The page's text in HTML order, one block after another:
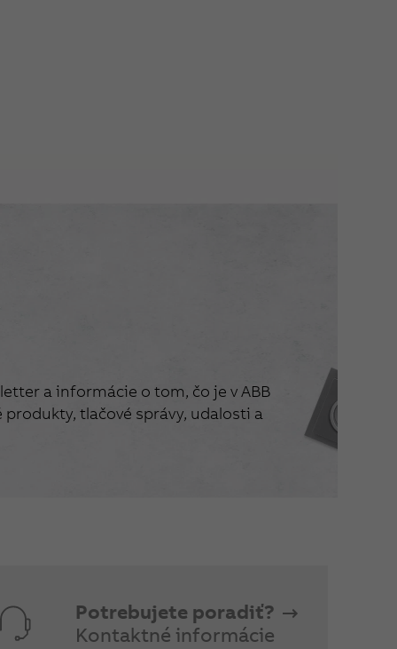
a informácie o tom, čo je v ABB
produkty, tlačové správy, udalosti a
Potrebujete poradiť?
Kontaktné informácie